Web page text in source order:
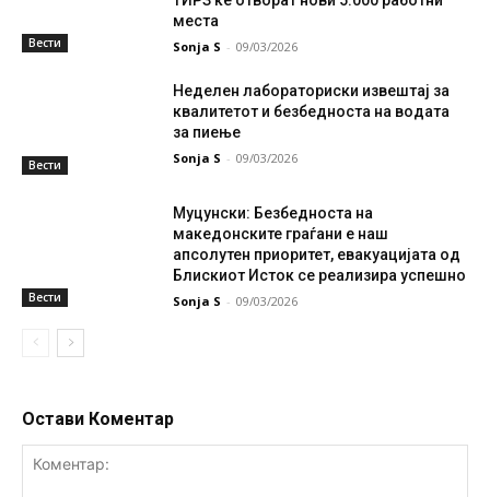
Вести
места
Sonja S - 09/03/2026
Вести
Неделен лабораториски извештај за
квалитетот и безбедноста на водата
за пиење
Sonja S - 09/03/2026
Вести
Муцунски: Безбедноста на
македонските граѓани е наш
апсолутен приоритет, евакуацијата од
Блискиот Исток се реализира успешно
Sonja S - 09/03/2026
Остави Коментар